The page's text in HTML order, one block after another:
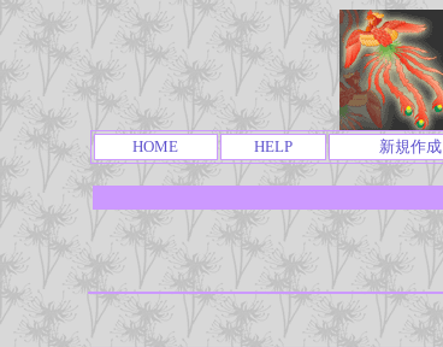
HOME HELP 新規作成